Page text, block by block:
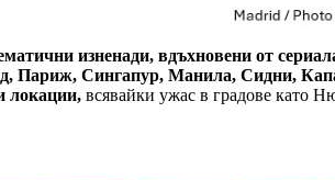
изненади, вдъхновени от
Париж, Сингапур, Манила, Сидни,
локации, всявайки ужас в градове като